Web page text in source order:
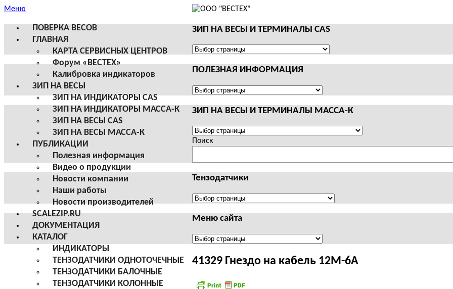
Меню
ПОВЕРКА ВЕСОВ
ГЛАВНАЯ
КАРТА СЕРВИСНЫХ ЦЕНТРОВ
Форум «ВЕСТЕХ»
Калибровка индикаторов
ЗИП НА ВЕСЫ
ЗИП НА ИНДИКАТОРЫ CAS
ЗИП НА ИНДИКАТОРЫ МАССА-К
ЗИП НА ВЕСЫ CAS
ЗИП НА ВЕСЫ МАССА-К
ПУБЛИКАЦИИ
Полезная информация
Видео о продукции
Новости компании
Наши работы
Новости производителей
SCALEZIP.RU
ДОКУМЕНТАЦИЯ
КАТАЛОГ
ИНДИКАТОРЫ
ТЕНЗОДАТЧИКИ ОДНОТОЧЕЧНЫЕ
ТЕНЗОДАТЧИКИ БАЛОЧНЫЕ
ТЕНЗОДАТЧИКИ КОЛОННЫЕ
ЗИП НА ВЕСЫ И ТЕРМИНАЛЫ CAS
ЗИП
ВЕСЫ
ТЕРМИНАЛЫ
ПОЛЕЗНАЯ ИНФОРМАЦИЯ
ПОЛЕЗНАЯ
ЗИП НА ВЕСЫ И ТЕРМИНАЛЫ МАССА-К
ЗИП
НА
И
ТЕРМИНАЛЫ
МАССА-
Поиск
Тензодатчики
Тензодатчики
Меню сайта
Меню
41329 Гнездо на кабель 12M-6A